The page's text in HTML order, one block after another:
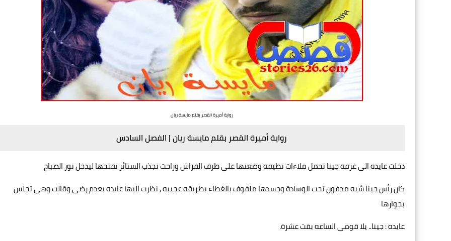
رواية أميرة القصر بقلم مايسة ريان
رواية أميرة القصر بقلم مايسة ريان | الفصل السادس
دخلت عايده الى غرفة جينا تحمل ملاءات نظيفه وضعتها على طرف الفراش وراحت تجذب الستائر تفتحها ليدخل نور الصباح
كان رأس جينا شبه مدفون تحت الوسادة وجسدها ملفوف بالغطاء بطريقه عجيبه , نظرت اليها عايده بعدم رضى وقالت وهى تجلس
بجوارها
عايده : جينا.. يلا قومى الساعه بقت عشرة.